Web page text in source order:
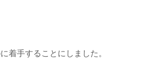
着手することにしました。